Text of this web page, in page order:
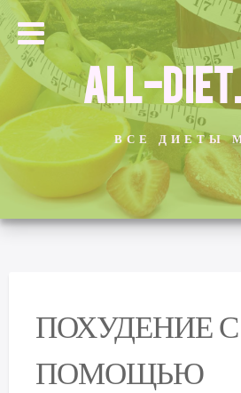
ALL-
ВСЕ ДИЕТЫ
ПОХУДЕНИЕ С
ПОМОЩЬЮ